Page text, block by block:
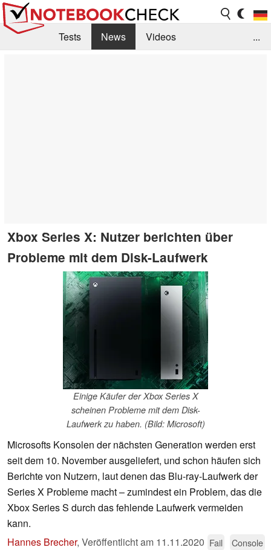
Tests News
Videos
...
Xbox Series X: Nutzer berichten über
Probleme mit dem Disk-Laufwerk
Einige Käufer der Xbox Series X
scheinen Probleme mit dem Disk-
Laufwerk zu haben. (Bild: Microsoft)
Microsofts Konsolen der nächsten Generation werden erst
seit dem 10. November ausgeliefert, und schon häufen sich
Berichte von Nutzern, laut denen das Blu-ray-Laufwerk der
Series X Probleme macht – zumindest ein Problem, das die
Xbox Series S durch das fehlende Laufwerk vermeiden
kann.
Hannes Brecher, Veröffentlicht am 11.11.2020 Fail
Console